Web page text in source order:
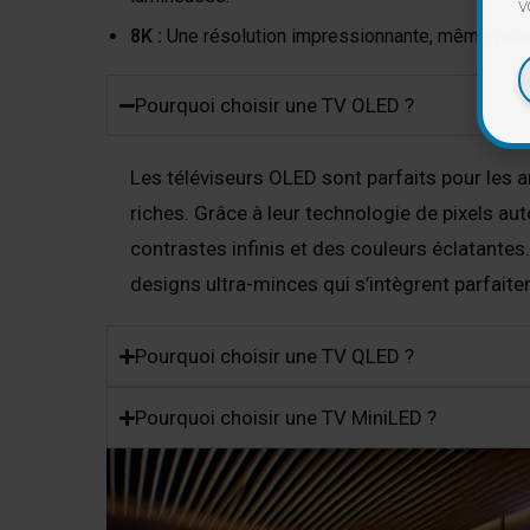
8K : Une résolution impressionnante, même
Pourquoi choisir une TV OLED ?
Les téléviseurs OLED sont parfaits pour les
riches. Grâce à leur technologie de pixels
contrastes infinis et des couleurs
designs ultra-minces qui s’intègrent
Pourquoi choisir une TV QLED ?
Pourquoi choisir une TV MiniLED ?